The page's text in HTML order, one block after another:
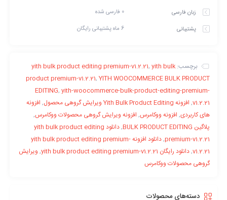
ریزترین جزییات را هم می توانید با استفاده از افزونه Yith Bulk
Product Editing مدیریت کنید. ممکن است محصولات فروشگاه خود را
در فیلدها و طبقه های مختلفی دسته بندی کرده باشید. فقط با چند
کلیک ساده کل محصولات برای ویرایش فراخوانی می شوند.
زبان فارسی
0 فارسی شده
پشتیبانی
6 ماه پشتیبانی رایگان
برچسب: yith bulk product editing premium-v1.2.21, yith bulk
product premium-v1.2.21, YITH WOOCOMMERCE BULK PRODUCT
EDITING, yith-woocommerce-bulk-product-editing-premium-
v1.2.21
, افزونه Yith Bulk Product Editing ویرایش گروهی محصول , افزونه
های کاربردی, افزونه ووکامرس, افزونه ویرایش گروهی محصولات ووکامرس,
پلاگین BULK PRODUCT EDITING
,
دانلود yith bulk product editing
premium-v1.2.21
,
دانلود افزونه yith bulk product editing premium-
v1.2.21
,دانلود رایگان yith bulk product editing premium-v1.2.21 , ویرایش
گروهی محصولات ووکامرس
دسته‌های محصولات